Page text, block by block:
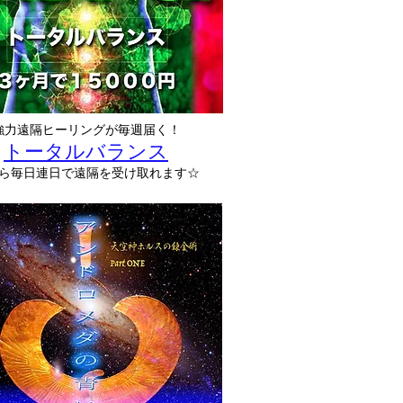
力遠隔ヒーリングが毎週届く！
トータルバランス
毎日連日で遠隔を受け取れます☆